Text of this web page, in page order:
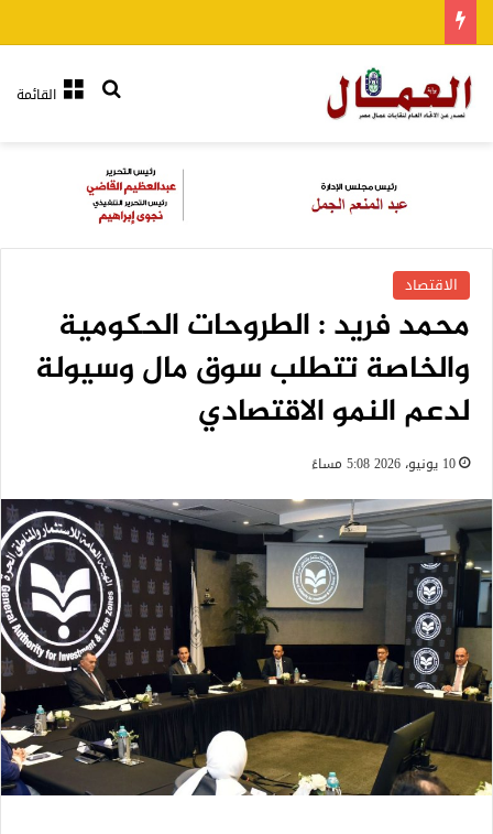
القائمةبحث عن
الاقتصاد
محمد فريد : الطروحات الحكومية
والخاصة تتطلب سوق مال وسيولة
لدعم النمو الاقتصادي
10 يونيو، 2026 5:08 مساءً